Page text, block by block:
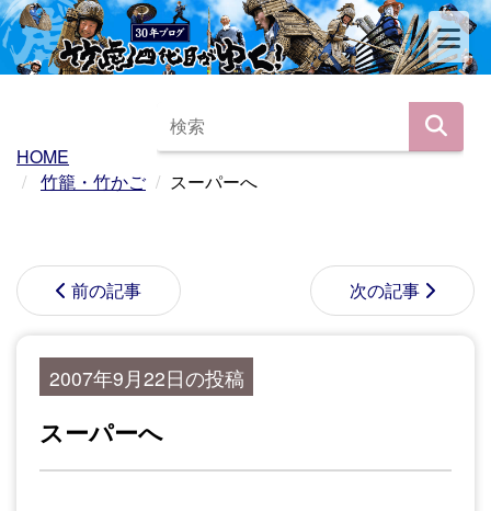
HOME
竹籠・竹かご
スーパーへ
前の記事 次の記事
2007年9月22日の投稿
スーパーへ